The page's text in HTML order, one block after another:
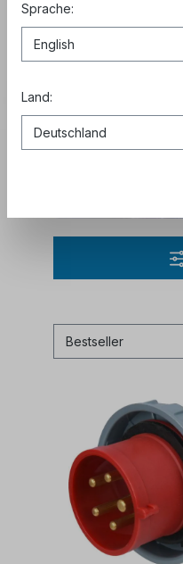
Kaufen zu
0% MwSt. für
aus der EU.
Abonnieren Sie den
Sprache:
Land: